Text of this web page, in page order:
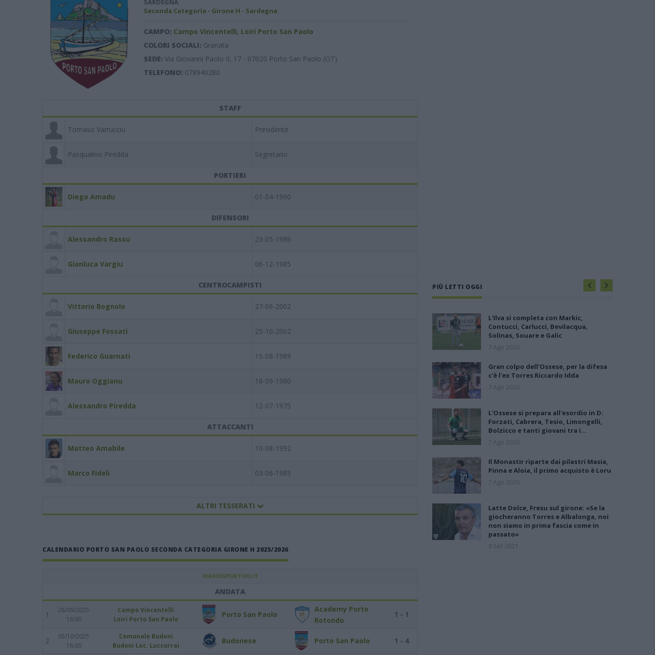
SARDEGNA
Seconda Categoria - Girone H - Sardegna
CAMPO: Campo Vincentelli, Loiri Porto San Paolo
COLORI SOCIALI: Granata
SEDE: Via Giovanni Paolo II, 17 - 07020 Porto San Paolo (OT)
TELEFONO: 078940280
STAFF
Tomaso Varrucciu Presidente
Pasqualino Piredda Segretario
PORTIERI
Diego Amadu 01-04-1990
DIFENSORI
Alessandro Rassu 23-05-1986
Gianluca Vargiu 06-12-1985
CENTROCAMPISTI
Vittorio Bognolo 27-06-2002
Giuseppe Fossati 25-10-2002
Federico Guarnati 15-08-1989
Mauro Oggianu 16-09-1980
Alessandro Piredda 12-07-1975
ATTACCANTI
Matteo Amabile 10-08-1992
Marco Fideli 03-06-1985
ALTRI TESSERATI
CALENDARIO PORTO SAN PAOLO SECONDA CATEGORIA GIRONE H 2025/2026
DIARIOSPORTIVO.IT
ANDATA
1
28/09/2025
16:00
Campo Vincentelli
Loiri Porto San Paolo
Porto San Paolo
Academy Porto
Rotondo
1 - 1
2
05/10/2025
16:00
Comunale Budoni
Budoni Loc. Luccurrai
Budonese Porto San Paolo 1 - 4
PIÙ LETTI OGGI
L'Ilva si completa con Markic,
Contucci, Carlucci, Bevilacqua,
Solinas, Souare e Galic
7 Ago 2026
Gran colpo dell'Ossese, per la difesa
c'è l'ex Torres Riccardo Idda
7 Ago 2026
L'Ossese si prepara all'esordio in D:
Forzati, Cabrera, Tesio, Limongelli,
Bolzicco e tanti giovani tra i…
7 Ago 2026
Il Monastir riparte dai pilastri Masia,
Pinna e Aloia, il primo acquisto è Loru
7 Ago 2026
Latte Dolce, Fresu sul girone: «Se la
giocheranno Torres e Albalonga, noi
non siamo in prima fascia come in
passato»
8 Set 2021